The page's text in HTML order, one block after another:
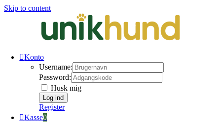
Skip to content
Konto
Username:
Password:
Husk mig
Register
Kasse0